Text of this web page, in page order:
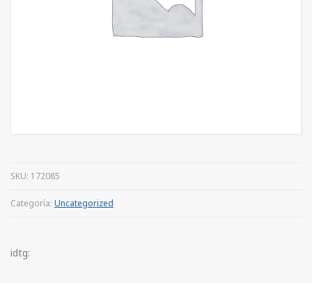
SKU: 172085
Categoría: Uncategorized
idtg: